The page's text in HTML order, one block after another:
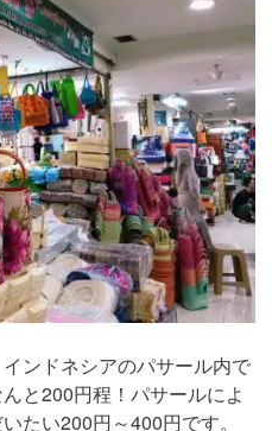
ンドネシアのパサール内で
と200円程！パサールによ
たい200円～400円です。